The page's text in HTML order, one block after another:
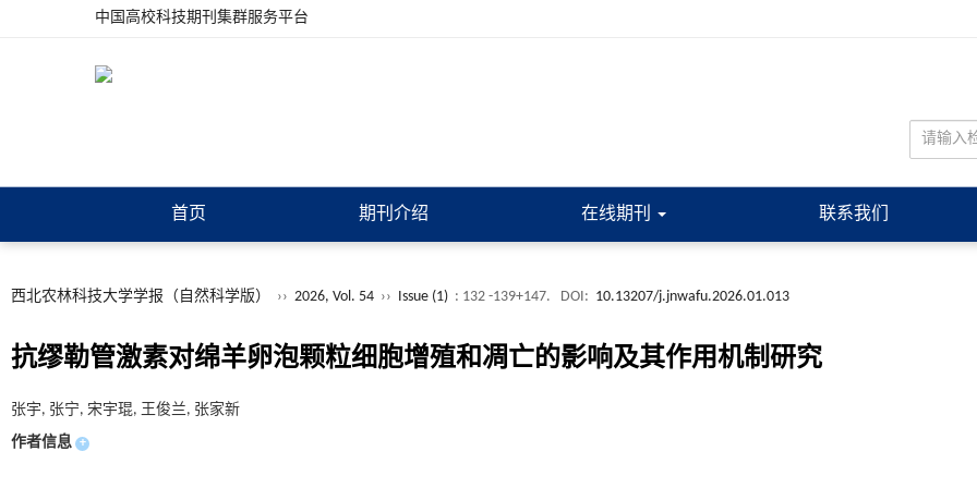
中国高校科技期刊集群服务平台
首页 期刊介绍 在线期刊 联系我们
西北农林科技大学学报（自然科学版） ›› 2026, Vol. 54 ›› Issue (1) : 132 -139+147. DOI: 10.13207/j.jnwafu.2026.01.013
抗缪勒管激素对绵羊卵泡颗粒细胞增殖和凋亡的影响及其作用机制研究
张宇, 张宁, 宋宇琨, 王俊兰, 张家新
作者信息 +